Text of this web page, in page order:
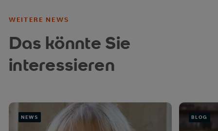
WEITERE NEWS
Das könnte Sie
interessieren
NEWS BLOG